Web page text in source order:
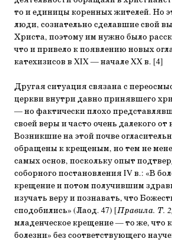
то и единицы коренных жителей. Но
люди, сознательно сделавшие свой
Христа, поэтому им нужно было
что и привело к появлению новых
катехизисов в XIX — начале XX в. [4]
Другая ситуация связана с
церкви внутри давно принявшего
— но фактически плохо
своей веры и часто очень далекого от
Возникшие на этой почве
обращены к крещеным, но тем не
самых основ, поскольку опыт
соборного постановления IV в.: «В
крещение и потом получившим
изучать веру и познавать, что
сподобились» (Лаод. 47) [Правила. Т.
младенческое крещение — то же, что
болезни» без соответствующего